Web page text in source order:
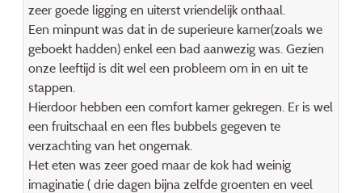
zeer goede ligging en uiterst vriendelijk onthaal.
Een minpunt was dat in de superieure kamer(zoals we
geboekt hadden) enkel een bad aanwezig was. Gezien
onze leeftijd is dit wel een probleem om in en uit te
stappen.
Hierdoor hebben een comfort kamer gekregen. Er is wel
een fruitschaal en een fles bubbels gegeven te
verzachting van het ongemak.
Het eten was zeer goed maar de kok had weinig
imaginatie ( drie dagen bijna zelfde groenten en veel